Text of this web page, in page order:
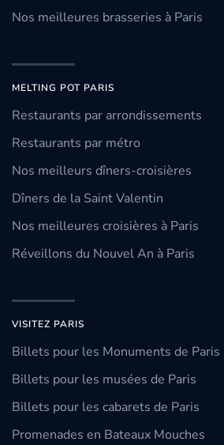
Nos meilleures brasseries à Paris
MELTING POT PARIS
Restaurants par arrondissements
Restaurants par métro
Nos meilleurs dîners-croisières
Dîners de la Saint Valentin
Nos meilleures croisières à Paris
Réveillons du Nouvel An à Paris
VISITEZ PARIS
Billets pour les Monuments de Paris
Billets pour les musées de Paris
Billets pour les cabarets de Paris
Promenades en Bateaux Mouches